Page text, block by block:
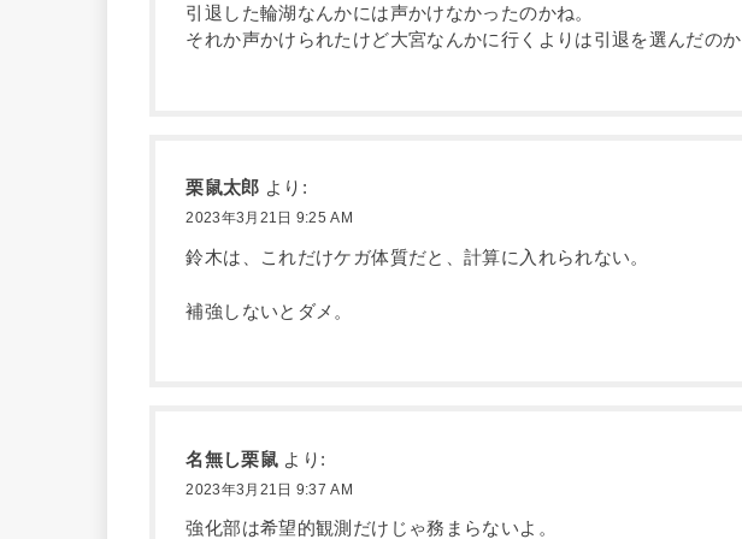
引退した輪湖なんかには声かけなかったのかね。
それか声かけられたけど大宮なんかに行くよりは引退を選んだのか
栗鼠太郎 より:
2023年3月21日 9:25 AM
鈴木は、これだけケガ体質だと、計算に入れられない。
補強しないとダメ。
名無し栗鼠 より:
2023年3月21日 9:37 AM
強化部は希望的観測だけじゃ務まらないよ。